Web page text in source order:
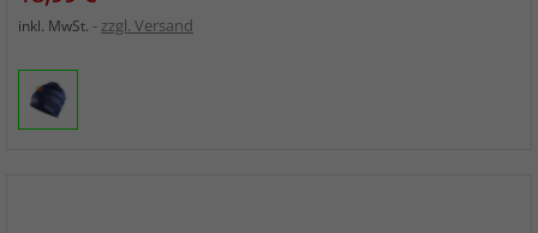
inkl. MwSt. zzgl. Versand